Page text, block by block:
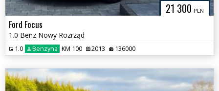
21 300 PLN
Ford Focus
1.0 Benz Nowy Rozrząd
1.0 Benzyna KM 100 2013 136000